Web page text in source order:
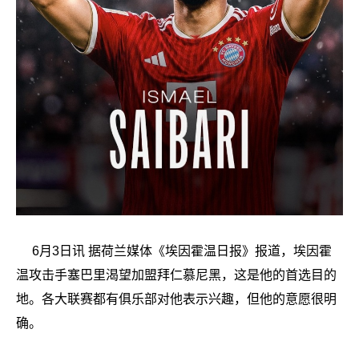
6月3日讯 据荷兰媒体《埃因霍温日报》报道，埃因霍
温攻击手塞巴里渴望加盟拜仁慕尼黑，这是他的首选目的
地。各大联赛都有俱乐部对他表示兴趣，但他的意愿很明
确。